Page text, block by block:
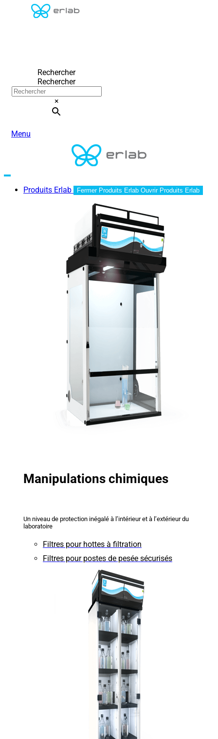
Rechercher
Rechercher
×
Menu
Produits Erlab Fermer Produits Erlab Ouvrir Produits Erlab
Manipulations chimiques
Un niveau de protection inégalé à l’intérieur et à l’extérieur du
laboratoire
Filtres pour hottes à filtration
Filtres pour postes de pesée sécurisés